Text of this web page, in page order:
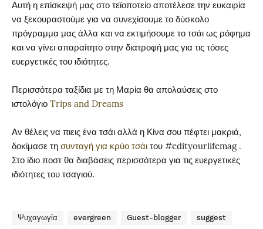
Αυτή η επίσκεψή μας στο τεϊοποτείο αποτέλεσε την ευκαιρία
να ξεκουραστούμε για να συνεχίσουμε το δύσκολο
πρόγραμμα μας άλλα και να εκτιμήσουμε το τσάι ως ρόφημα
και να γίνει απαραίτητο στην διατροφή μας για τις τόσες
ευεργετικές του ιδιότητες.
Περισσότερα ταξίδια με τη Μαρία θα απολαύσεις στο
ιστολόγιο Trips and Dreams
Αν θέλεις να πιεις ένα τσάι αλλά η Κίνα σου πέφτει μακριά,
δοκίμασε τη συνταγή για κρύο τσάι του #edityourlifemag .
Στο ίδιο ποστ θα διαβάσεις περισσότερα για τις ευεργετικές
ιδιότητες του τσαγιού.
Ψυχαγωγία evergreen Guest-blogger
suggest